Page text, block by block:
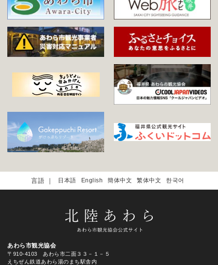
日本語 English 簡体中文 繁体中文 한국어
あわら市観光協会
〒910-4103 あわら市二面３３－１－５
えちぜん鉄道あわら湯のまち駅舎内